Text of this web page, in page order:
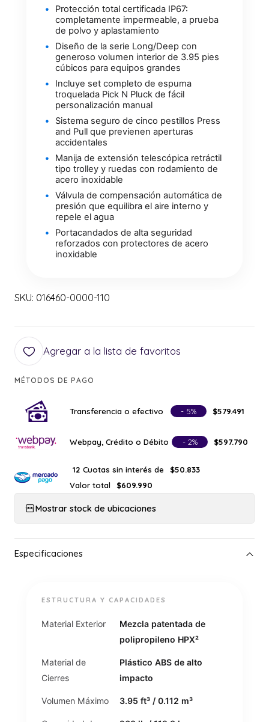
Protección total certificada IP67:
completamente impermeable, a prueba
de polvo y aplastamiento
Diseño de la serie Long/Deep con
generoso volumen interior de 3.95 pies
cúbicos para equipos grandes
Incluye set completo de espuma
troquelada Pick N Pluck de fácil
personalización manual
Sistema seguro de cinco pestillos Press
and Pull que previenen aperturas
accidentales
Manija de extensión telescópica retráctil
tipo trolley y ruedas con rodamiento de
acero inoxidable
Válvula de compensación automática de
presión que equilibra el aire interno y
repele el agua
Portacandados de alta seguridad
reforzados con protectores de acero
inoxidable
SKU: 016460-0000-110
Agregar a la lista de favoritos
MÉTODOS DE PAGO
Transferencia o efectivo - 5% $579.491
Webpay, Crédito o Débito - 2% $597.790
12 Cuotas sin interés de
$50.833
Valor total
$609.990
Mostrar stock de ubicaciones
ESTRUCTURA Y CAPACIDADES
Material Exterior
Mezcla patentada de
polipropileno HPX²
Material de
Cierres
Plástico ABS de alto
impacto
Volumen Máximo 3.95 ft³ / 0.112 m³